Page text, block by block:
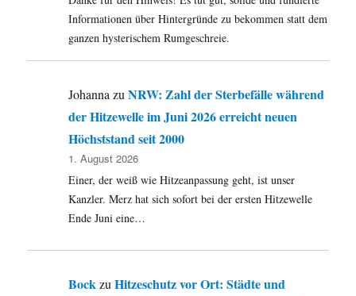
Informationen über Hintergründe zu bekommen statt dem
ganzen hysterischem Rumgeschreie.
JohannazuNRW: Zahl der Sterbefälle während
der Hitzewelle im Juni 2026 erreicht neuen
Höchststand seit 2000
1. August 2026
Einer, der weiß wie Hitzeanpassung geht, ist unser
Kanzler. Merz hat sich sofort bei der ersten Hitzewelle
Ende Juni eine…
BockzuHitzeschutz vor Ort: Städte und